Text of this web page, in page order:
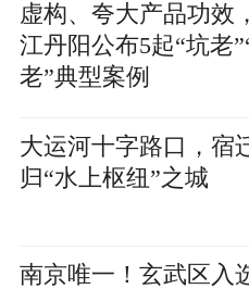
虚构、夸大产品功效
江丹阳公布5起“坑老
老”典型案例
大运河十字路口，宿
归“水上枢纽”之城
南京唯一！玄武区入